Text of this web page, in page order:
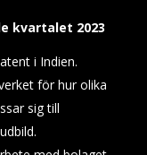
kvartalet 2023
i Indien.
för hur olika
sig till